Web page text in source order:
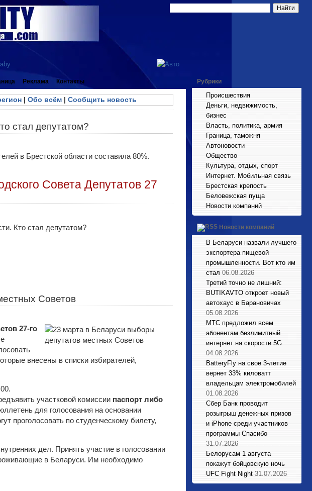
Реклама Контакты
| Обо всём| Сообщить новость
стал депутатом?
в Брестской области составила 80%.
Совета Депутатов 27
Советов
27-го
внесены в списки избирателей,
участковой комиссии паспорт либо
для голосования на основании
проголосовать по студенческому билету,
дел. Принять участие в голосовании
в Беларуси. Им необходимо
Рубрики
Происшествия
Деньги, недвижимость,
бизнес
Власть, политика, армия
Граница, таможня
Автоновости
Общество
Культура, отдых, спорт
Интернет. Мобильная связь
Брестская крепость
Беловежская пуща
Новости компаний
Новости компаний
В Беларуси назвали лучшего
экспортера пищевой
промышленности. Вот кто им
стал 06.08.2026
Третий точно не лишний:
BUTIKAVTO откроет новый
автохаус в Барановичах
05.08.2026
МТС предложил всем
абонентам безлимитный
интернет на скорости 5G
04.08.2026
BatteryFly на свое 3-летие
вернет 33% киловатт
владельцам электромобилей
01.08.2026
Сбер Банк проводит
розыгрыш денежных призов
и iPhone среди участников
программы Спасибо
31.07.2026
Белорусам 1 августа
покажут бойцовскую ночь
UFC Fight Night 31.07.2026